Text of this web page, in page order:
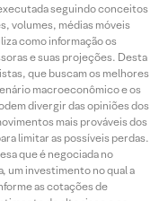
seguindo conceitos
volumes, médias móveis
como informação os
e suas projeções. Desta
que buscam os melhores
macroeconômico e os
divergir das opiniões dos
mais prováveis dos
limitar as possíveis perdas.
que é negociada no
um investimento no qual a
as cotações de